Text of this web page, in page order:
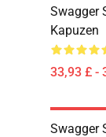
Swagger
Kapuzen
33,93 £ -
Swagger